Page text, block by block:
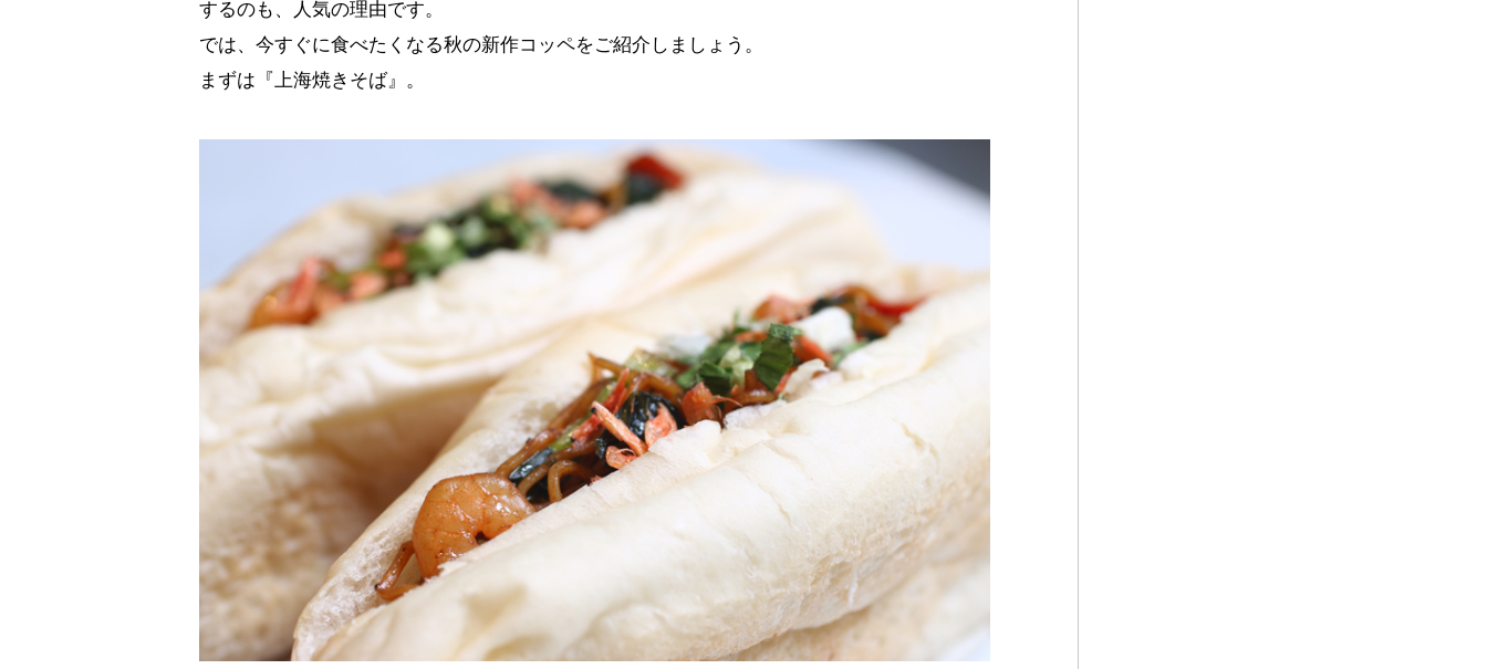
するのも、人気の理由です。
では、今すぐに食べたくなる秋の新作コッペをご紹介しましょう。
まずは『上海焼きそば』。